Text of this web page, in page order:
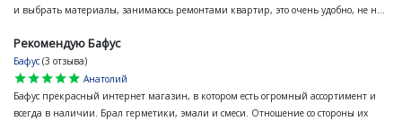
и выбрать материалы, занимаюсь ремонтами квартир, это очень удобно, не н...
Рекомендую Бафус
Бафус (3 отзыва)
star
star
star
star
star
Анатолий
Бафус прекрасный интернет магазин, в котором есть огромный ассортимент и
всегда в наличии. Брал герметики, эмали и смеси. Отношение со стороны их